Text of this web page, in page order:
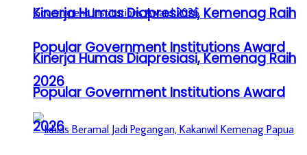
Kinerja Humas Diapresiasi, Kemenag Raih
Popular Government Institutions Award
2026
Kinerja Humas Diapresiasi, Kemenag Raih
Popular Government Institutions Award
2026